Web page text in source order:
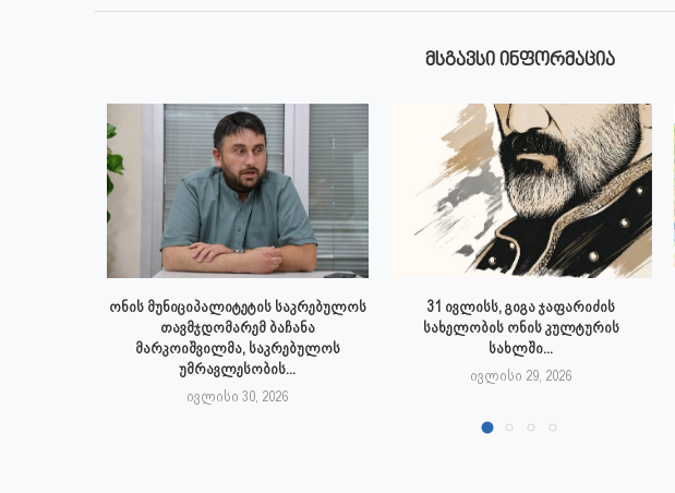
ᲛᲡᲒᲐᲕᲡᲘ ᲘᲜᲤᲝᲠᲛᲐᲪᲘᲐ
ონის მუნიციპალიტეტის საკრებულოს
თავმჯდომარემ ბაჩანა
მარკოიშვილმა, საკრებულოს
უმრავლესობის...
ივლისი 30, 2026
31 ივლისს, გიგა ჯაფარიძის
სახელობის ონის კულტურის
სახლში...
ივლისი 29, 2026